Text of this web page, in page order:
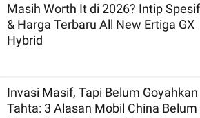
Masih Worth It di 2026? Intip
& Harga Terbaru All New Ertiga GX
Hybrid
Invasi Masif, Tapi Belum Goyahkan
Tahta: 3 Alasan Mobil China Belum